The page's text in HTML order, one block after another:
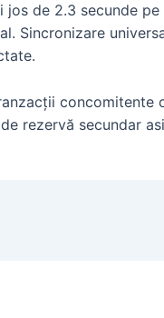
de 2.3 secunde
Sincronizare
rezervă secundar